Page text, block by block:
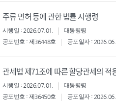
주류 면허 등에 관한 법률 시행령
시행일 : 2026.07.01.
대통령령
공포번호 : 제36448호
공포일자 :
관세법 제71조에 따른 할당관세의 적
시행일 : 2026.07.01.
대통령령
공포번호 : 제36450호
공포일자 :